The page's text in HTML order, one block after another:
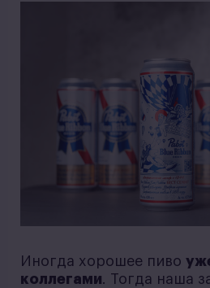
Иногда хорошее пиво
коллегами. Тогда наша